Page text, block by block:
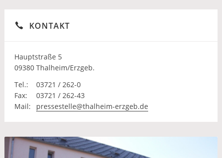
KONTAKT
Hauptstraße 5
09380 Thalheim/Erzgeb.
Tel.:
03721 / 262-0
Fax:
03721 / 262-43
Mail:
pressestelle@thalheim-erzgeb.de